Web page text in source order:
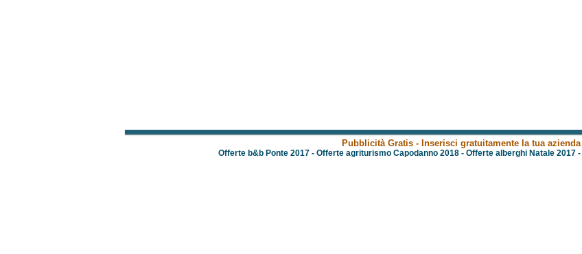
Pubblicità Gratis - Inserisci gratuitamente la tua azienda
Offerte b&b Ponte 2017 - Offerte agriturismo Capodanno 2018 - Offerte alberghi Natale 2017 -